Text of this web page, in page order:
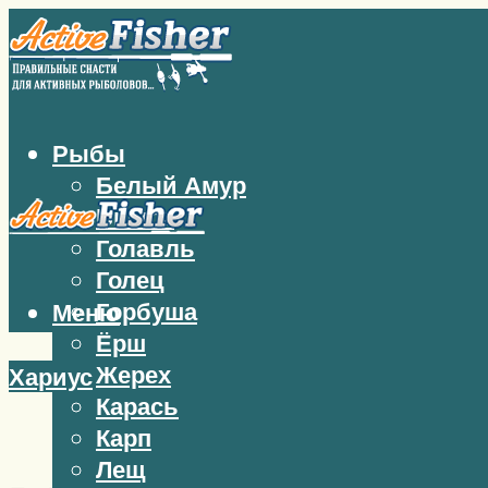
Рыбы
Белый Амур
Бычок
Голавль
Голец
Горбуша
Ёрш
Жерех
Карась
Карп
Лещ
Меню
Хариус